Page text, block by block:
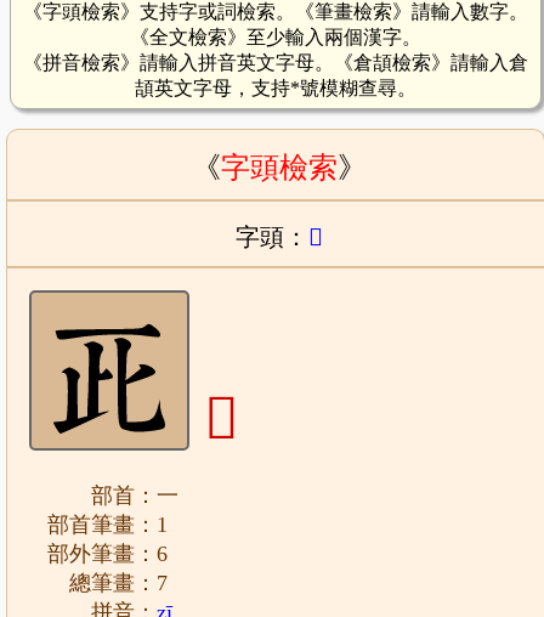
《字頭檢索》支持字或詞檢索。《筆畫檢索》請輸入數字。
《全文檢索》至少輸入兩個漢字。
《拼音檢索》請輸入拼音英文字母。《倉頡檢索》請輸入倉
頡英文字母，支持*號模糊查尋。
《字頭檢索》
字頭： 𠀢
𠀢
部首：一
部首筆畫：1
部外筆畫：6
總筆畫：7
拼音：zī